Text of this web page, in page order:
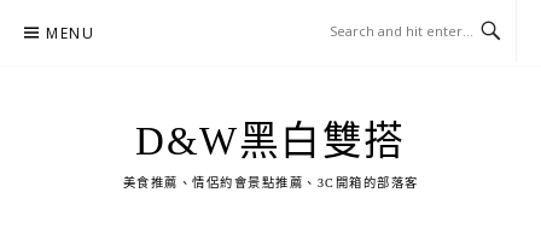
MENU
D&W黑白雙搭
美食推薦、情侶約會景點推薦、3C開箱的部落客